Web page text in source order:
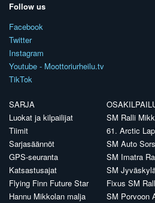
Follow us
Facebook
Twitter
Instagram
Youtube - Moottoriurheilu.tv
TikTok
SARJA
Luokat ja kilpailijat
Tiimit
Sarjasäännöt
GPS-seuranta
Katsastusajat
Flying Finn Future Star
Hannu Mikkolan malja
SM Ralli
61. Arctic
SM Auto
SM Imatra
SM
Fixus SM
SM Porvoon